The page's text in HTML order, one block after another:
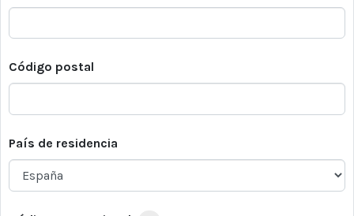
Código postal
País de residencia